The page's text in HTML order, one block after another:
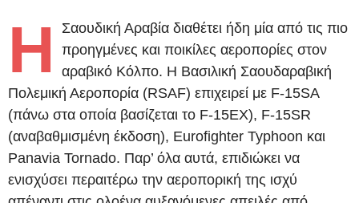
Η
Σαουδική Αραβία διαθέτει ήδη μία από τις πιο
προηγμένες και ποικίλες αεροπορίες στον
αραβικό Κόλπο. Η Βασιλική Σαουδαραβική
Πολεμική Αεροπορία (RSAF) επιχειρεί με F-15SA
(πάνω στα οποία βασίζεται το F-15EX), F-15SR
(αναβαθμισμένη έκδοση), Eurofighter Typhoon και
Panavia Tornado. Παρ’ όλα αυτά, επιδιώκει να
ενισχύσει περαιτέρω την αεροπορική της ισχύ